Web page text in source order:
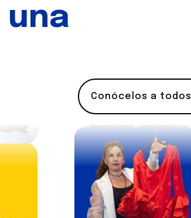
una
Conócelos a todos